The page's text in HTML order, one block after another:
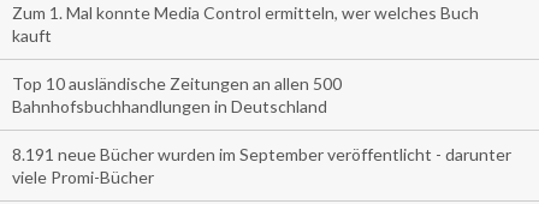
Zum 1. Mal konnte Media Control ermitteln, wer welches Buch
kauft
Top 10 ausländische Zeitungen an allen 500
Bahnhofsbuchhandlungen in Deutschland
8.191 neue Bücher wurden im September veröffentlicht - darunter
viele Promi-Bücher